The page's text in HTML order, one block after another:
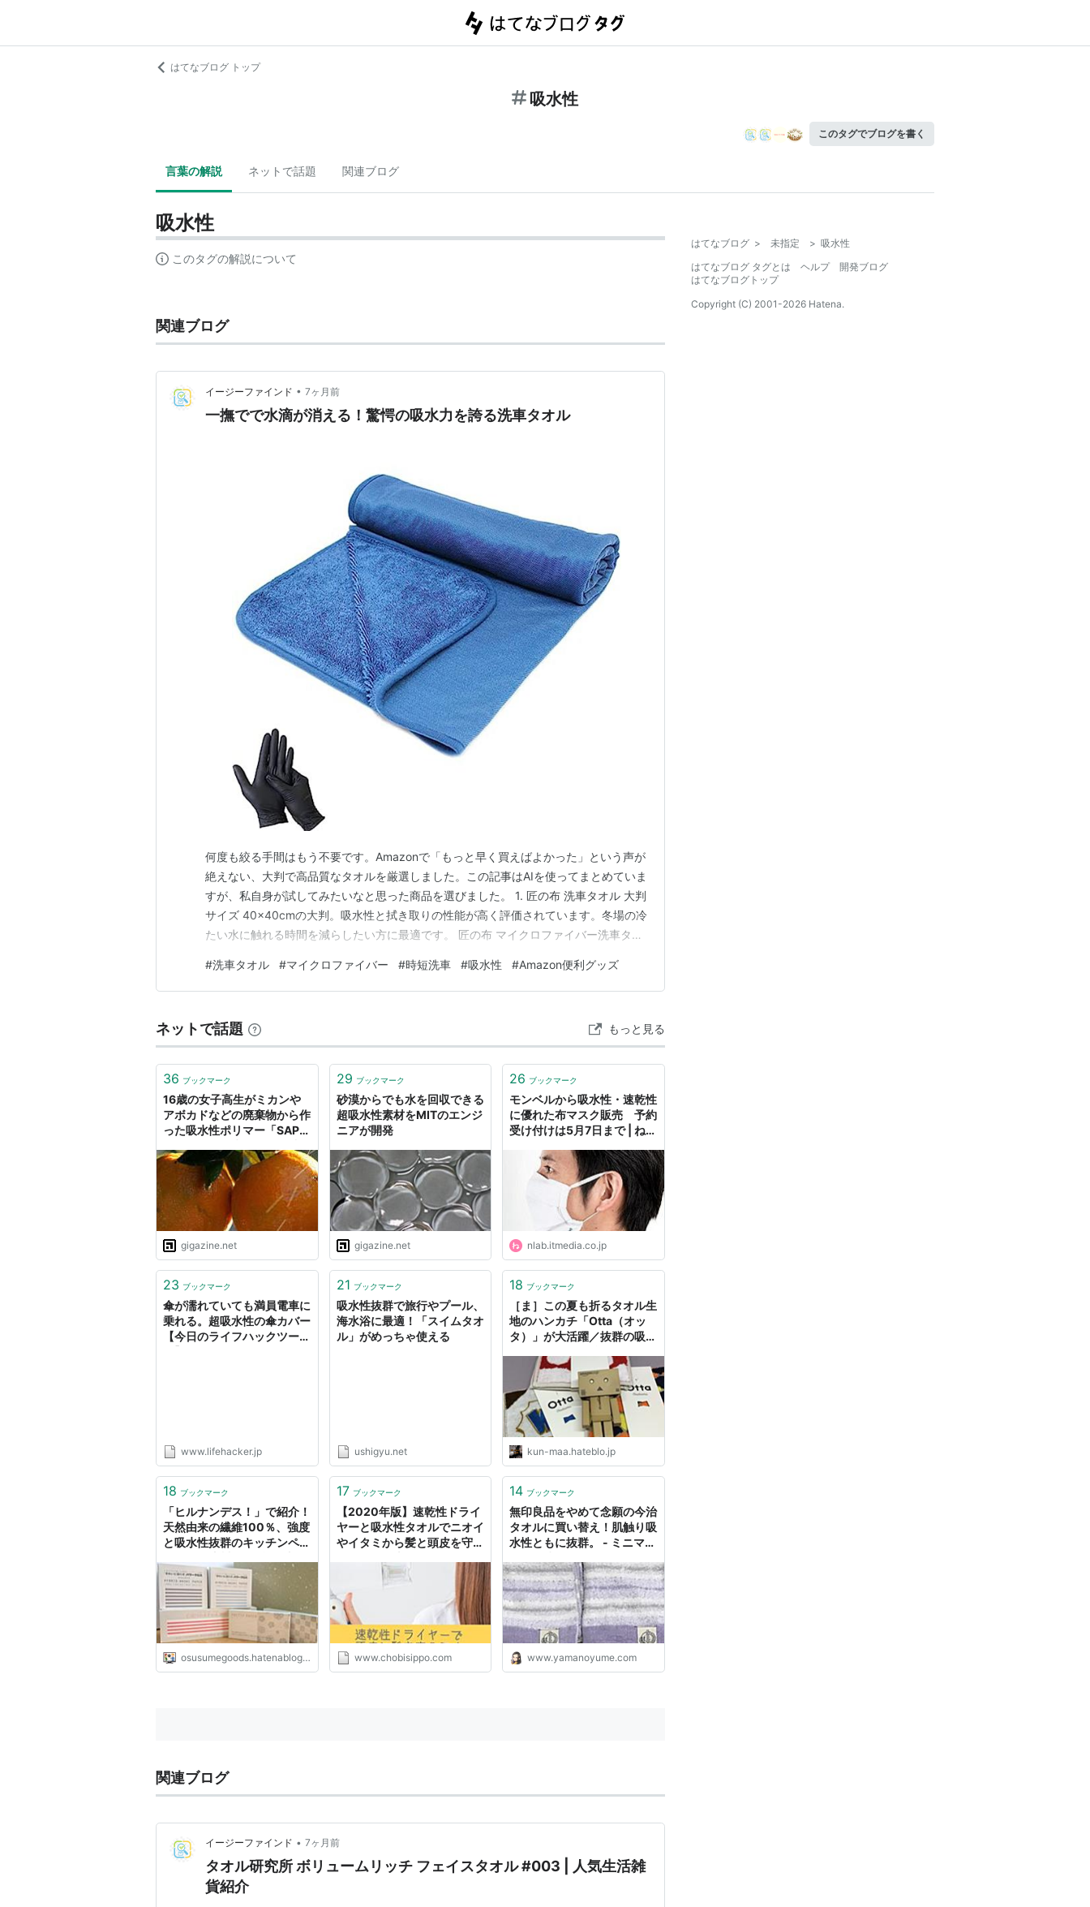
はてなブログ トップ
吸水性
このタグでブログを書く
言葉の解説 ネットで話題 関連ブログ
吸水性
このタグの解説について
関連ブログ
イージーファインド • 7ヶ月前
一撫でで水滴が消える！驚愕の吸水力を誇る洗車タオル
何度も絞る手間はもう不要です。Amazonで「もっと早く買えばよかった」という声が
絶えない、大判で高品質なタオルを厳選しました。この記事はAIを使ってまとめていま
すが、私自身が試してみたいなと思った商品を選びました。 1. 匠の布 洗車タオル 大判
サイズ 40×40cmの大判。吸水性と拭き取りの性能が高く評価されています。冬場の冷
たい水に触れる時間を減らしたい方に最適です。 匠の布 マイクロファイバー洗車タオ
ングワイプ ドライヤークロス ピッグテール洗車布匠の布Amazon 2. ジーオン(GYEON)
…
#洗車タオル #マイクロファイバー #時短洗車 #吸水性 #Amazon便利グッズ
ネットで話題 もっと見る
36 ブックマーク
16歳の女子高生がミカンや
アボカドなどの廃棄物から作
った吸水性ポリマー「SAP」
る可能性
gigazine.net
29 ブックマーク
砂漠からでも水を回収できる
超吸水性素材をMITのエンジ
ニアが開発
gigazine.net
26 ブックマーク
モンベルから吸水性・速乾性
に優れた布マスク販売 予約
受け付けは5月7日まで | ねと
nlab.itmedia.co.jp
23 ブックマーク
傘が濡れていても満員電車に
乗れる。超吸水性の傘カバー
【今日のライフハックツー
www.lifehacker.jp
21 ブックマーク
吸水性抜群で旅行やプール、
海水浴に最適！「スイムタオ
ル」がめっちゃ使える
ushigyu.net
18 ブックマーク
［ま］この夏も折るタオル生
地のハンカチ「Otta（オッ
タ）」が大活躍／抜群の吸水
@kun_maa - ［ま］ぷるん
にー！（พรุ่งนี้）
kun-maa.hateblo.jp
18 ブックマーク
「ヒルナンデス！」で紹介！
天然由来の繊維100％、強度
と吸水性抜群のキッチンペー
ペーパー』 - こういうものは
どうですか
osusumegoods.hatenablog.jp
17 ブックマーク
【2020年版】速乾性ドライ
ヤーと吸水性タオルでニオイ
やイタミから髪と頭皮を守ろ
はＮＧ？速乾性ドライヤー・
おすすめ１１選 - ちょびちゃ
んねる
www.chobisippo.com
14 ブックマーク
無印良品をやめて念願の今治
タオルに買い替え！肌触り吸
水性ともに抜群。 - ミニマリ
www.yamanoyume.com
関連ブログ
イージーファインド • 7ヶ月前
タオル研究所 ボリュームリッチ フェイスタオル #003 | 人気生活雑
貨紹介
はてなブログ > 未指定 > 吸水性
はてなブログ タグとは
ヘルプ
開発ブログ
はてなブログトップ
Copyright (C) 2001-2026 Hatena.